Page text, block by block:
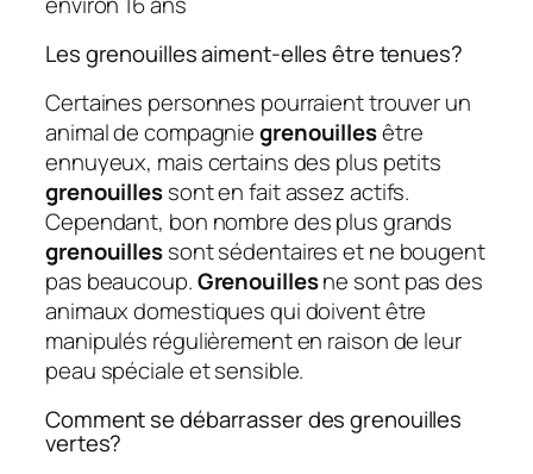
Les grenouilles aiment-elles être tenues?
Certaines personnes pourraient trouver un
animal de compagniegrenouillesêtre
ennuyeux, mais certains des plus petits
grenouillessont en fait assez actifs.
Cependant, bon nombre des plus grands
grenouillessont sédentaires et ne bougent
pas beaucoup.Grenouillesne sont pas des
animaux domestiques qui doivent être
manipulés régulièrement en raison de leur
peau spéciale et sensible.
Comment se débarrasser des grenouilles
vertes?